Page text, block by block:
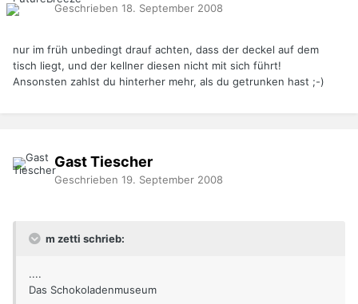
Geschrieben 18. September 2008
nur im früh unbedingt drauf achten, dass der deckel auf dem
tisch liegt, und der kellner diesen nicht mit sich führt!
Ansonsten zahlst du hinterher mehr, als du getrunken hast ;-)
Gast Tiescher
Geschrieben 19. September 2008
m zetti schrieb:
....
Das Schokoladenmuseum